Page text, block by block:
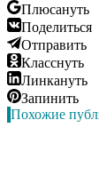
Плюсануть
Поделиться
Отправить
Класснуть
Линкануть
Запинить
Похожие